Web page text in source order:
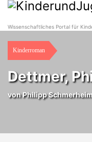
Wissenschaftliches Portal für
Kinderroman
Dettmer,
vonPhilipp